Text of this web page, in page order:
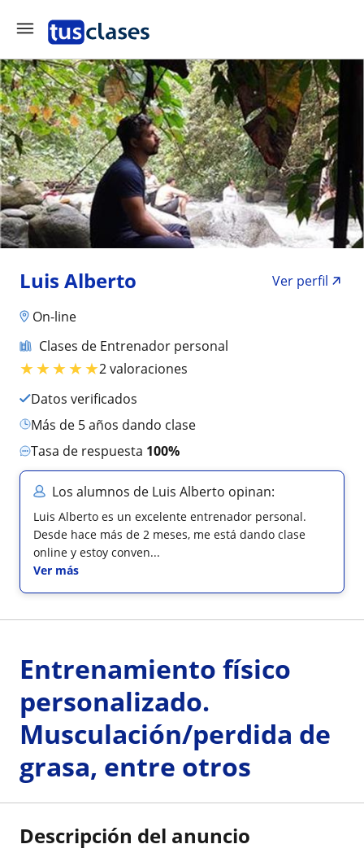
Luis Alberto
Ver perfil
On-line
Clases de Entrenador personal
★★★★★2 valoraciones
Datos verificados
más de 5 años dando clase
Tasa de respuesta 100%
Los alumnos de Luis Alberto opinan:
Luis Alberto es un excelente entrenador personal.
Desde hace más de 2 meses, me está dando clase
online y estoy conven...
Ver más
Entrenamiento físico
personalizado.
Musculación/perdida de
grasa, entre otros
Descripción del anuncio